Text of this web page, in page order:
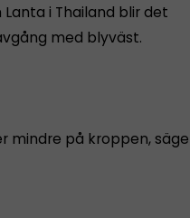
i Thailand blir det
med blyväst.
mindre på kroppen,